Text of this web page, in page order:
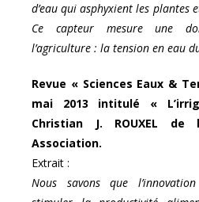
d’eau qui asphyxient les plantes
Ce capteur mesure une
l’agriculture : la tension en eau
Revue « Sciences Eaux &
mai 2013 intitulé «
Christian J. ROUXEL de
Association.
Extrait :
Nous savons que